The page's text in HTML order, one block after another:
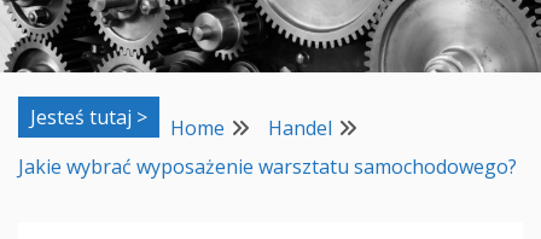
Jesteś tutaj > Home
Handel
Jakie wybrać wyposażenie warsztatu samochodowego?